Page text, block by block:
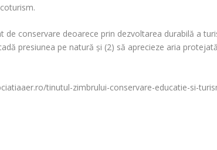
de conservare deoarece prin dezvoltarea durabilă a
presiunea pe natură și (2) să aprecieze aria
tinutul-zimbrului-conservare-educatie-si-